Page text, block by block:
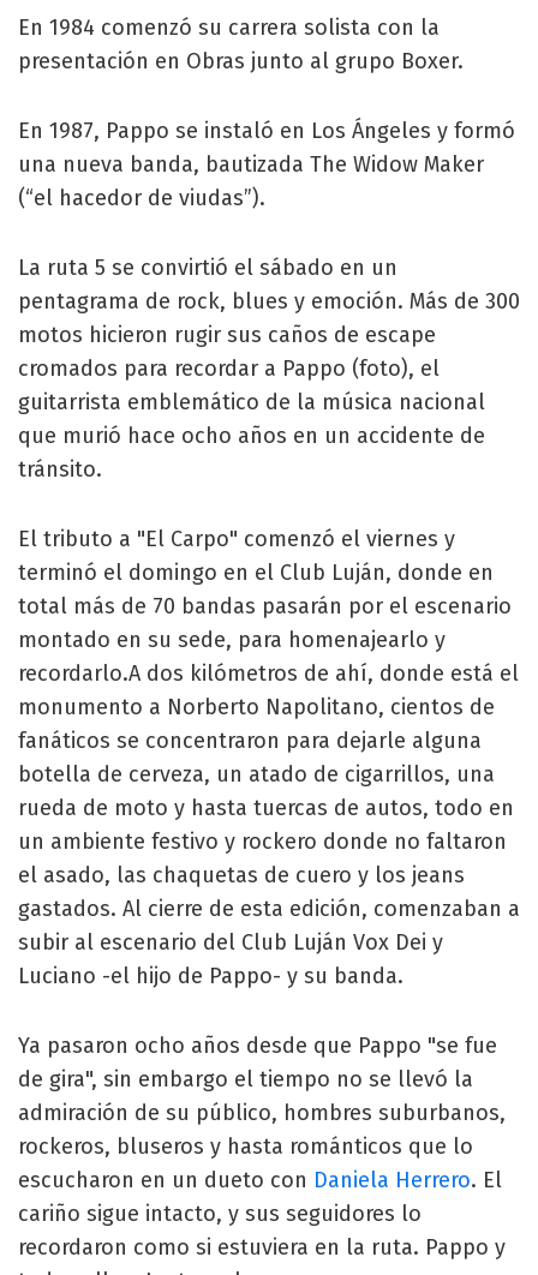
En 1984 comenzó su carrera solista con la
presentación en Obras junto al grupo Boxer.
En 1987, Pappo se instaló en Los Ángeles y formó
una nueva banda, bautizada The Widow Maker
(“el hacedor de viudas”).
La ruta 5 se convirtió el sábado en un
pentagrama de rock, blues y emoción. Más de 300
motos hicieron rugir sus caños de escape
cromados para recordar a Pappo (foto), el
guitarrista emblemático de la música nacional
que murió hace ocho años en un accidente de
tránsito.
El tributo a "El Carpo" comenzó el viernes y
terminó el domingo en el Club Luján, donde en
total más de 70 bandas pasarán por el escenario
montado en su sede, para homenajearlo y
recordarlo.A dos kilómetros de ahí, donde está el
monumento a Norberto Napolitano, cientos de
fanáticos se concentraron para dejarle alguna
botella de cerveza, un atado de cigarrillos, una
rueda de moto y hasta tuercas de autos, todo en
un ambiente festivo y rockero donde no faltaron
el asado, las chaquetas de cuero y los jeans
gastados. Al cierre de esta edición, comenzaban a
subir al escenario del Club Luján Vox Dei y
Luciano -el hijo de Pappo- y su banda.
Ya pasaron ocho años desde que Pappo "se fue
de gira", sin embargo el tiempo no se llevó la
admiración de su público, hombres suburbanos,
rockeros, bluseros y hasta románticos que lo
escucharon en un dueto con Daniela Herrero. El
cariño sigue intacto, y sus seguidores lo
recordaron como si estuviera en la ruta. Pappo y